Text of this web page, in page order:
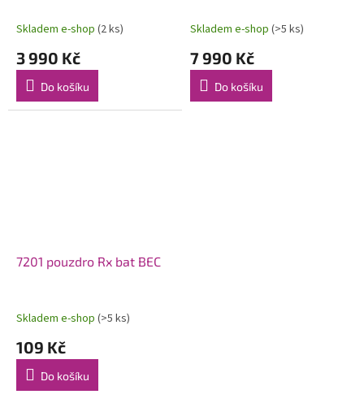
Skladem e-shop (2 ks)
3 990 Kč
Do košíku
Skladem e-shop (>5 ks)
7 990 Kč
Do košíku
7201 pouzdro Rx bat BEC
Skladem e-shop (>5 ks)
109 Kč
Do košíku